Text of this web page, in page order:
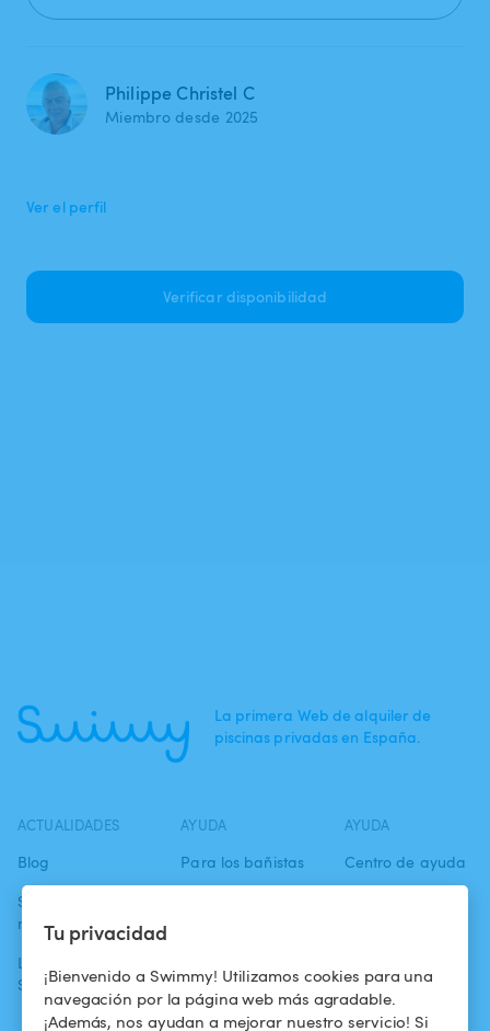
Tu privacidad
¡Bienvenido a Swimmy! Utilizamos cookies para una
navegación por la página web más agradable.
¡Además, nos ayudan a mejorar nuestro servicio! Si
Philippe Christel C
Miembro desde 2025
Ver el perfil
Verificar disponibilidad
La primera Web de alquiler de
piscinas privadas en España.
ACTUALIDADES
Blog
Swimmy en los
medios
La aventura
Swimmy
AYUDA
Para los bañistas
piscina
¿Cómo funciona?
AYUDA
Centro de ayuda
confidencialidad
Aviso legal